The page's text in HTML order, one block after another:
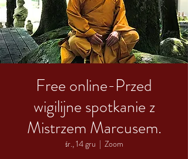
Free online-Przed
wigilijne spotkanie z
Mistrzem Marcusem.
śr., 14 gru
  |
Zoom